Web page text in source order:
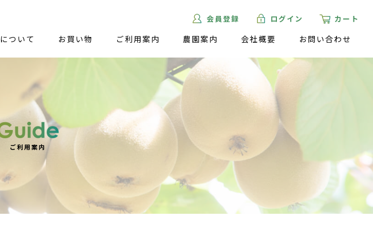
会員登録 ログイン カート
ついて お買い物 ご利用案内 農園案内 会社概要 お問い合わせ
ご利用案内